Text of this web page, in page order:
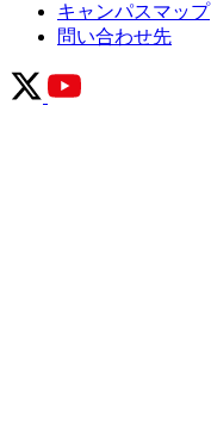
キャンパスマップ
問い合わせ先